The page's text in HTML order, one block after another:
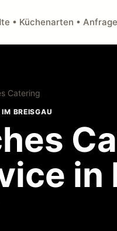
• Küchenarten •
Catering
BREISGAU
in